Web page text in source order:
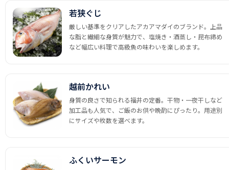
若狭ぐじ
厳しい基準をクリアしたアカアマダイのブランド。上品
な脂と繊細な身質が魅力で、塩焼き・酒蒸し・昆布締め
など幅広い料理で高級魚の味わいを楽しめます。
越前かれい
身質の良さで知られる福井の定番。干物・一夜干しなど
加工品も人気で、ご飯のお供や晩酌にぴったり。用途別
にサイズや枚数を選べます。
ふくいサーモン